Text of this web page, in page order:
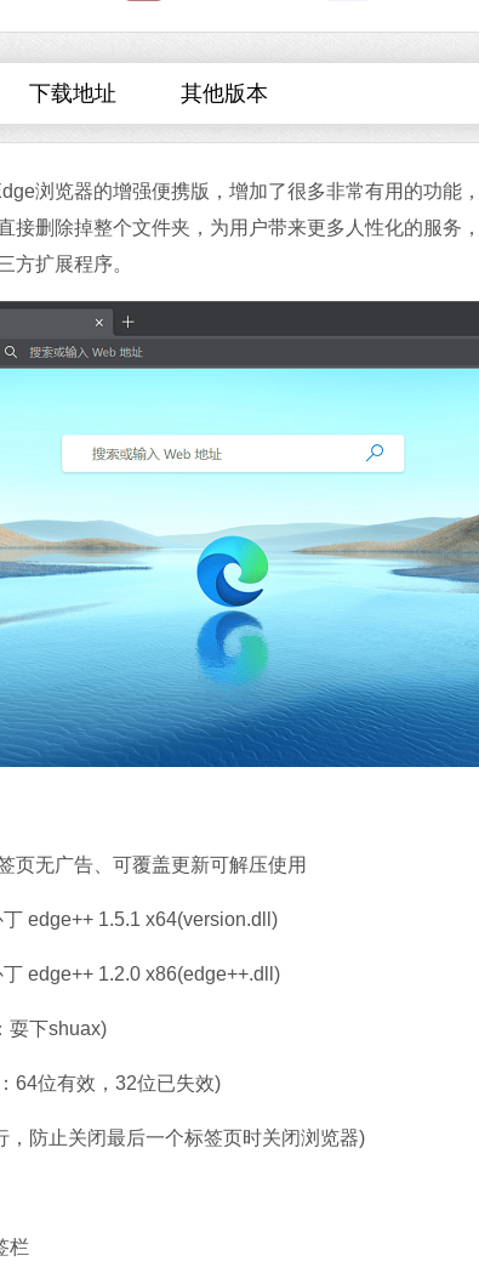
下载地址 其他版本
浏览器的增强便携版，增加了很多非常有用的功能
接删除掉整个文件夹，为用户带来更多人性化的服务
方扩展程序。
无广告、可覆盖更新可解压使用
1.5.1 x64(version.dll)
1.2.0 x86(edge++.dll)
下shuax)
位有效，32位已失效)
止关闭最后一个标签页时关闭浏览器)
栏